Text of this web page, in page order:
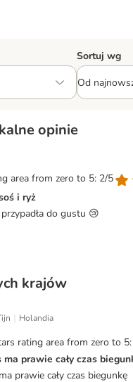
Sortuj wg
opinie
area from zero to 5: 2/5
i ryż
do gustu 😢
krajów
| Holandia
rating area from zero to
ma prawie cały czas
prawie cały czas biegunkę